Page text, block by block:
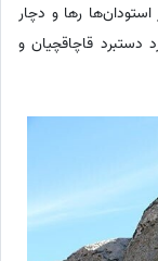
رها و دچار
قاچاقچیان و